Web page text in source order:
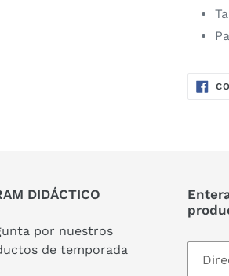
DIDÁCTICO
por nuestros
de temporada